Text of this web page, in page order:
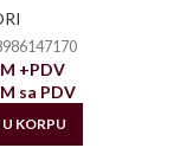
+PDV
sa PDV
KORPU